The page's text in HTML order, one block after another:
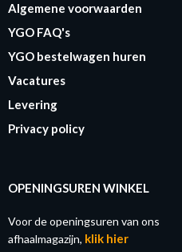
Algemene voorwaarden
YGO FAQ's
YGO bestelwagen huren
Vacatures
Levering
Privacy policy
OPENINGSUREN WINKEL
Voor de openingsuren van ons
afhaalmagazijn, klik hier